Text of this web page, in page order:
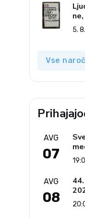
5.
Vse
AVG
07
AVG
08